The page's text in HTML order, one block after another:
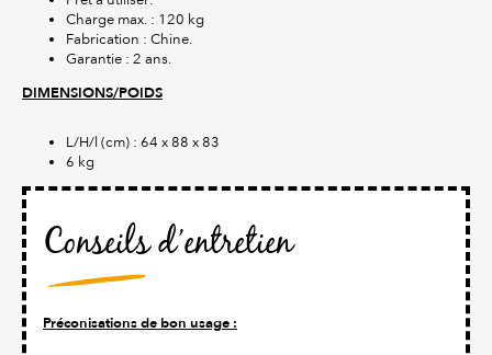
Charge max. : 120 kg
Fabrication : Chine.
Garantie : 2 ans.
DIMENSIONS/POIDS
L/H/l (cm) : 64 x 88 x 83
6 kg
Conseils d’entretien
Préconisations de bon usage :